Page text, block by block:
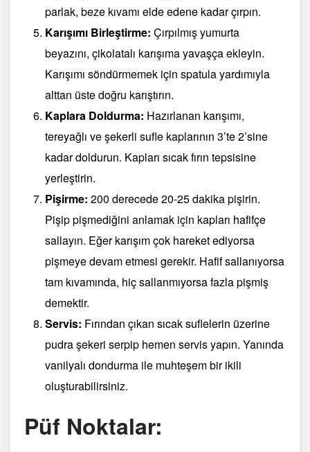
parlak, beze kıvamı elde edene kadar çırpın.
Karışımı Birleştirme: Çırpılmış yumurta
beyazını, çikolatalı karışıma yavaşça ekleyin.
Karışımı söndürmemek için spatula yardımıyla
alttan üste doğru karıştırın.
Kaplara Doldurma: Hazırlanan karışımı,
tereyağlı ve şekerli sufle kaplarının 3’te 2’sine
kadar doldurun. Kapları sıcak fırın tepsisine
yerleştirin.
Pişirme: 200 derecede 20-25 dakika pişirin.
Pişip pişmediğini anlamak için kapları hafifçe
sallayın. Eğer karışım çok hareket ediyorsa
pişmeye devam etmesi gerekir. Hafif sallanıyorsa
tam kıvamında, hiç sallanmıyorsa fazla pişmiş
demektir.
Servis: Fırından çıkan sıcak suflelerin üzerine
pudra şekeri serpip hemen servis yapın. Yanında
vanilyalı dondurma ile muhteşem bir ikili
oluşturabilirsiniz.
Püf Noktalar: